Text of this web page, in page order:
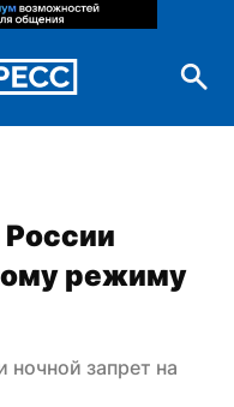
режиму
ночной запрет на